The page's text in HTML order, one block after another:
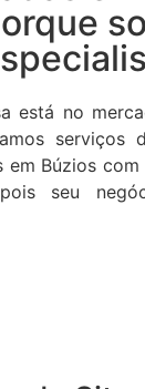
está no
serviços
em Búzios
pois seu